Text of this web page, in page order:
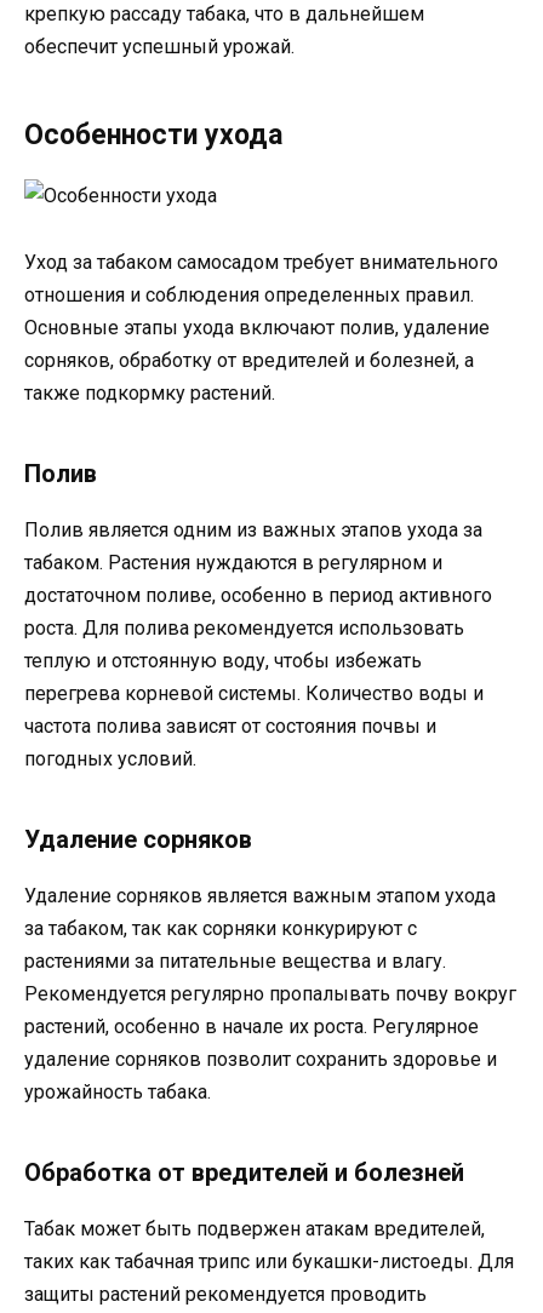
крепкую рассаду табака, что в дальнейшем
обеспечит успешный урожай.
Особенности ухода
Уход за табаком самосадом требует внимательного
отношения и соблюдения определенных правил.
Основные этапы ухода включают полив, удаление
сорняков, обработку от вредителей и болезней, а
также подкормку растений.
Полив
Полив является одним из важных этапов ухода за
табаком. Растения нуждаются в регулярном и
достаточном поливе, особенно в период активного
роста. Для полива рекомендуется использовать
теплую и отстоянную воду, чтобы избежать
перегрева корневой системы. Количество воды и
частота полива зависят от состояния почвы и
погодных условий.
Удаление сорняков
Удаление сорняков является важным этапом ухода
за табаком, так как сорняки конкурируют с
растениями за питательные вещества и влагу.
Рекомендуется регулярно пропалывать почву вокруг
растений, особенно в начале их роста. Регулярное
удаление сорняков позволит сохранить здоровье и
урожайность табака.
Обработка от вредителей и болезней
Табак может быть подвержен атакам вредителей,
таких как табачная трипс или букашки-листоеды. Для
защиты растений рекомендуется проводить